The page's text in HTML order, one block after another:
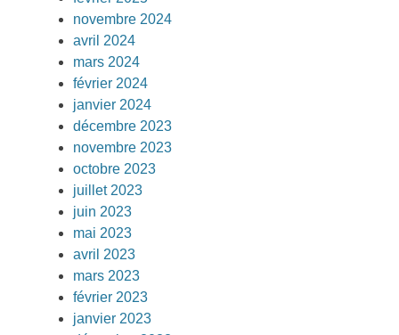
novembre 2024
avril 2024
mars 2024
février 2024
janvier 2024
décembre 2023
novembre 2023
octobre 2023
juillet 2023
juin 2023
mai 2023
avril 2023
mars 2023
février 2023
janvier 2023